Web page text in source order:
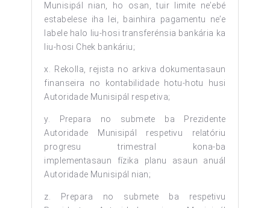
Munisipál nian, ho osan, tuir limite ne’ebé
estabelese iha lei, bainhira pagamentu ne’e
labele halo liu-hosi transferénsia bankária ka
liu-hosi Chek bankáriu;
x. Rekolla, rejista no arkiva dokumentasaun
finanseira no kontabilidade hotu-hotu husi
Autoridade Munisipál respetiva;
y. Prepara no submete ba Prezidente
Autoridade Munisipál respetivu relatóriu
progresu trimestral kona-ba
implementasaun fízika planu asaun anuál
Autoridade Munisipál nian;
z. Prepara no submete ba respetivu